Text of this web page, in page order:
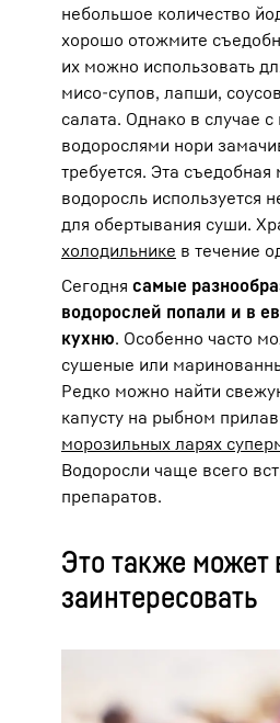
небольшое количество
хорошо отожмите
их можно использовать
мисо-супов, лапши,
салата. Однако в случае
водорослями нори
требуется. Эта съедобная
водоросль используется
для обертывания суши.
холодильнике в течение
Сегодня самые
водорослей попали и в
кухню. Особенно часто
сушеные или
Редко можно найти
капусту на рыбном
морозильных ларях
Водоросли чаще всего
препаратов.
Это также может
заинтересовать